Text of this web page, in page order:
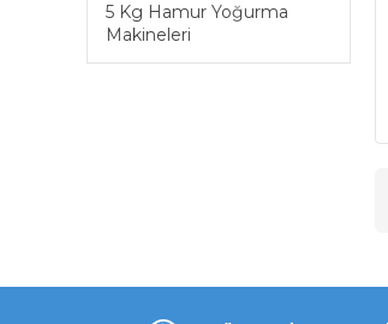
5 Kg Hamur Yoğurma
Makineleri